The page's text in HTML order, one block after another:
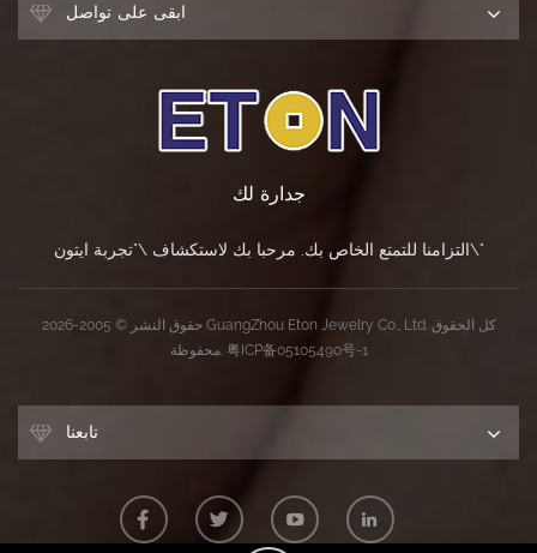
ابقى على تواصل
جدارة لك
التزامنا للتمتع الخاص بك. مرحبا بك لاستكشاف \"تجربة ايتون\"
حقوق النشر © 2005-2026 GuangZhou Eton Jewelry Co., Ltd. كل الحقوق
محفوظة. 粤ICP备05105490号-1
تابعنا